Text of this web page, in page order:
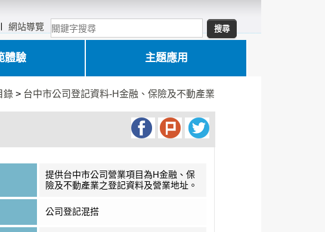
〡網站導覽
體驗 主題應用
錄 > 台中市公司登記資料-H金融、保險及不動產業
提供台中市公司營業項目為H金融、保
險及不動產業之登記資料及營業地址。
公司登記混搭